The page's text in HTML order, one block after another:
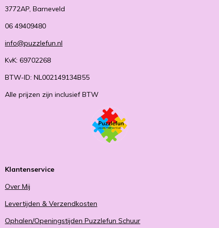
3772AP, Barneveld
06 49409480
info@puzzlefun.nl
KvK: 69702268
BTW-ID: NL002149134B55
Alle prijzen zijn inclusief BTW
Klantenservice
Over Mij
Levertijden & Verzendkosten
Ophalen/Openingstijden Puzzlefun Schuur